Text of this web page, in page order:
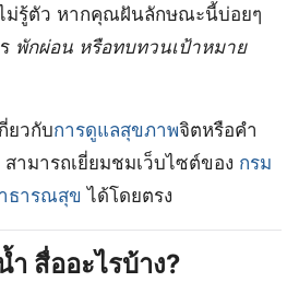
ไม่รู้ตัว หากคุณฝันลักษณะนี้บ่อยๆ
พักผ่อน หรือทบทวนเป้าหมาย
ยวกับการดูแลสุขภาพจิตหรือคำ
ามารถเยี่ยมชมเว็บไซต์ของ กรม
ธารณสุข ได้โดยตรง
สื่ออะไรบ้าง?